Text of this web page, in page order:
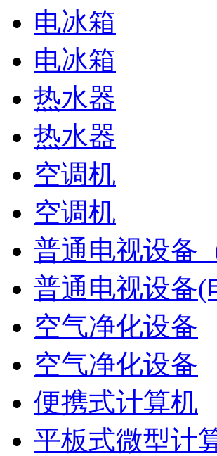
电冰箱
电冰箱
热水器
热水器
空调机
空调机
普通电视设备
普通电视设备(
空气净化设备
空气净化设备
便携式计算机
平板式微型计